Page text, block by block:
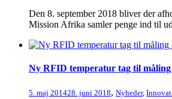
Den 8. september 2018 bliver der
Mission Afrika samler penge ind til
Ny RFID temperatur tag til
5. maj 201428. juni 2018, Nyheder,